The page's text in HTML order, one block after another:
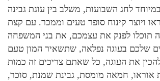
לחג השבועות, משלב בין עוגת גבינה
ויוצר קינוח סופר טעים וממכר. עם קצת
תוכלו לפנק את עצמכם, את בני המשפחה
שלכם בעוגה נפלאה, שתשאיר המון טעם
את העוגה, כל שאתם צריכים זה כמות
אוראו, חמאה מומסת, גבינת שמנת, סוכר,